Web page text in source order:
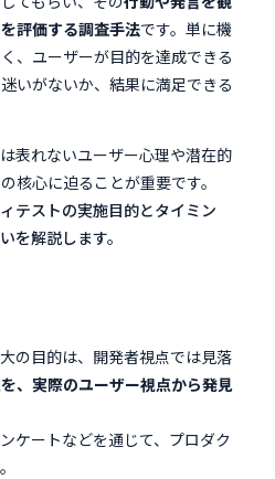
評価する調査手法です。 単に機
、ユーザーが目的を達成できる
いがないか、結果に満足できる
表れないユーザー心理や潜在的
核心に迫ることが重要です。
テストの実施目的とタイミン
を解説します。
の目的は、開発者視点では見落
、実際のユーザー視点から発見
ケートなどを通じて、プロダク